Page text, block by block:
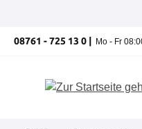
08761 - 725 13 0 | Mo - Fr